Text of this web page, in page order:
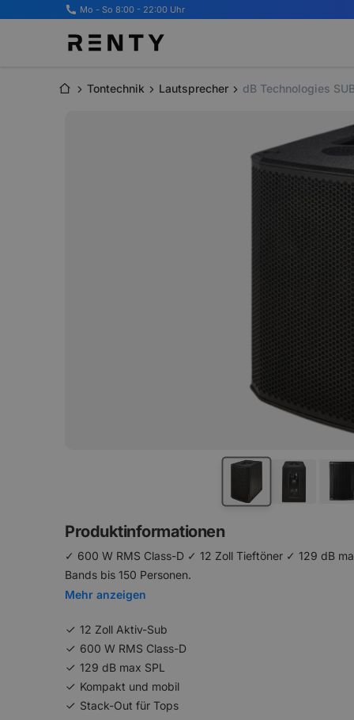
Mo - So 8:00 - 22:00 Uhr
Tontechnik Lautsprecher dB Technologies
Produktinformationen
✓ 600 W RMS Class-D ✓ 12 Zoll Tieftöner ✓ 129 dB
Bands bis 150 Personen.
Mehr anzeigen
12 Zoll Aktiv-Sub
600 W RMS Class-D
129 dB max SPL
Kompakt und mobil
Stack-Out für Tops